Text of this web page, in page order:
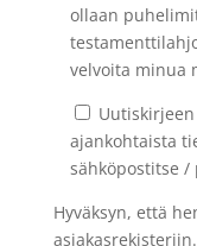
ollaan
velvoita minua
ajankohtaista
sähköpostitse /
Hyväksyn, että